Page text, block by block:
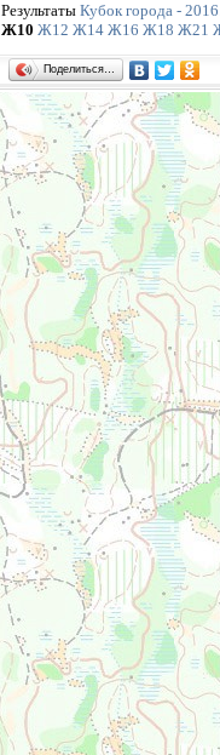
Результаты Кубок города -
Ж10 Ж12 Ж14 Ж16 Ж18 Ж21
Поделиться…